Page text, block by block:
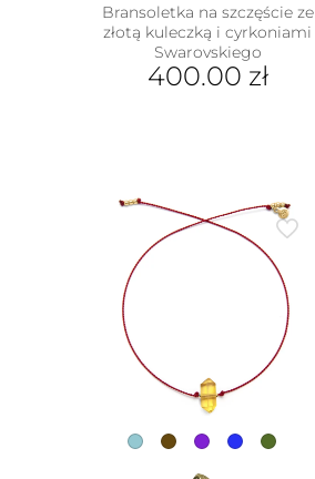
Bransoletka na szczęście ze
złotą kuleczką i cyrkoniami
Swarovskiego
400.00 zł